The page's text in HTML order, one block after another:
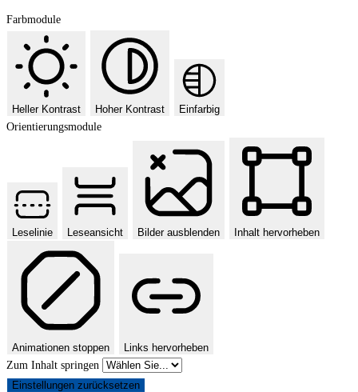
Farbmodule
Heller Kontrast Hoher Kontrast
Einfarbig
Orientierungsmodule
Leselinie Leseansicht Bilder ausblenden Inhalt hervorheben
Animationen stoppen
Links hervorheben
Zum Inhalt springen
Einstellungen zurücksetzen